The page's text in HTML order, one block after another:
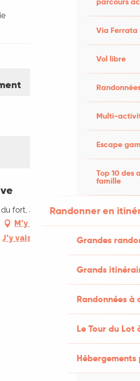
Via Ferrata
Vol libre
Multi-
Escape
Top 10 des
famille
Randonner en
Grandes
Grands
Randonnées
Le Tour du Lot
fort, 46110 Bétaille
M'y rendre
J'y vais en train !